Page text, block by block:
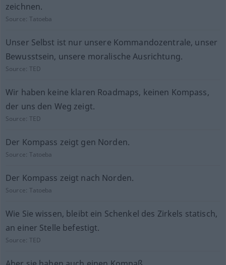
zeichnen.
Source:Tatoeba
Unser Selbst ist nur unsere Kommandozentrale, unser
Bewusstsein, unsere moralische Ausrichtung.
Source:TED
Wir haben keine klaren Roadmaps, keinen Kompass,
der uns den Weg zeigt.
Source:TED
Der Kompass zeigt gen Norden.
Source:Tatoeba
Der Kompass zeigt nach Norden.
Source:Tatoeba
Wie Sie wissen, bleibt ein Schenkel des Zirkels statisch,
an einer Stelle befestigt.
Source:TED